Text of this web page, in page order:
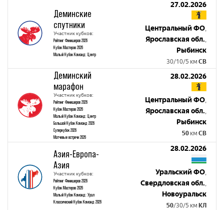
Деминские
спутники
Участник кубков:
Рейтинг Финишеров 2026
Кубок Мастеров 2026
Малый Кубок Команд: Центр
27.02.2026
Центральный ФО,
Ярославская обл.,
Рыбинск
30/10/5 км СВ
Деминский
марафон
Участник кубков:
Рейтинг Финишеров 2026
Кубок Мастеров 2026
Малый Кубок Команд: Центр
Большой Кубок Команд 2026
Суперкубок 2026
Матчевые встречи 2026
28.02.2026
Центральный ФО,
Ярославская обл.,
Рыбинск
50 км СВ
Азия-Европа-
Азия
Участник кубков:
Рейтинг Финишеров 2026
Кубок Мастеров 2026
Малый Кубок Команд: Урал
Классический Кубок Команд 2026
28.02.2026
Уральский ФО,
Свердловская обл.,
Новоуральск
50/30/5 км КЛ